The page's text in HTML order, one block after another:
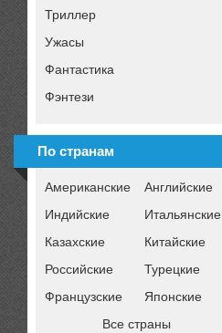
Триллер
Ужасы
Фантастика
Фэнтези
По странам
Американские
Английские
Индийские
Итальянские
Казахские
Китайские
Российские
Турецкие
Французские
Японские
Все страны